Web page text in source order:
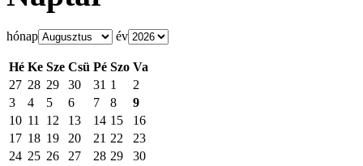
hónap év
Hé Ke Sze Csü Pé Szo Va
27 28 29 30 31 1
2
3
4 5 6 7 8
9
10 11 12 13 14 15
16
17 18 19 20 21 22
23
24 25 26 27 28 29
30